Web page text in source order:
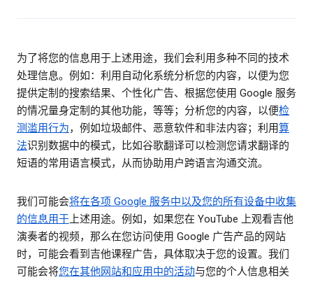
为了将您的信息用于上述用途，我们会利用多种不同的技术
处理信息。例如：利用自动化系统分析您的内容，以便为您
提供定制的搜索结果、个性化广告、根据您使用 Google 服务
的情况量身定制的其他功能，等等；分析您的内容，以便检
测滥用行为，例如垃圾邮件、恶意软件和非法内容；利用算
法识别数据中的模式，比如谷歌翻译可以检测您请求翻译的
短语的常用语言模式，从而协助用户跨语言沟通交流。
我们可能会将在各项 Google 服务中以及您的所有设备中收集
的信息用于上述用途。例如，如果您在 YouTube 上观看吉他
演奏者的视频，那么在您访问使用 Google 广告产品的网站
时，可能会看到吉他课程广告，具体取决于您的设置。我们
可能会将您在其他网站和应用中的活动与您的个人信息相关